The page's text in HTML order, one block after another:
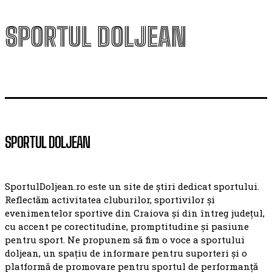
SPORTUL DOLJEAN
SPORTUL DOLJEAN
SportulDoljean.ro este un site de știri dedicat sportului.
Reflectăm activitatea cluburilor, sportivilor și
evenimentelor sportive din Craiova și din întreg județul,
cu accent pe corectitudine, promptitudine și pasiune
pentru sport. Ne propunem să fim o voce a sportului
doljean, un spațiu de informare pentru suporteri și o
platformă de promovare pentru sportul de performanță